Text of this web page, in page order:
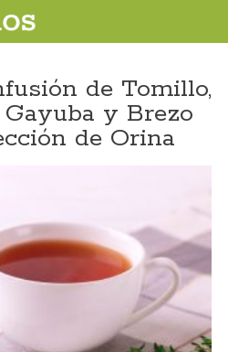
de Tomillo,
y Brezo
de Orina